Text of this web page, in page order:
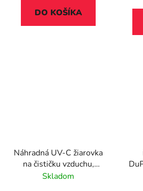
DO KOŠÍKA
Náhradná UV-C žiarovka
na čističku vzduchu,
LEITZ "TruSens Z-
Skladom